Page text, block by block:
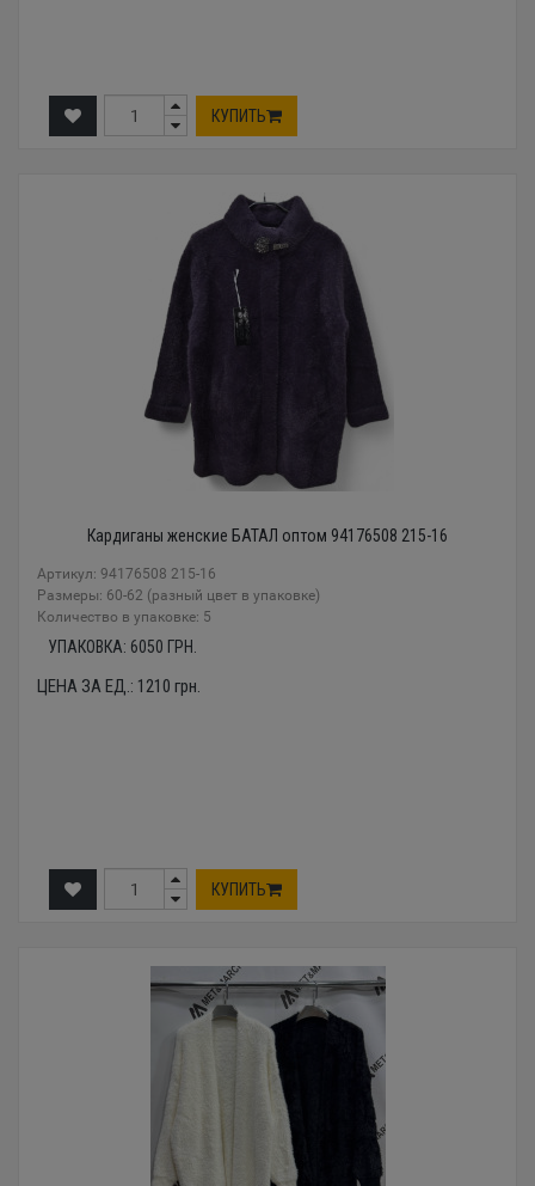
КУПИТЬ
Кардиганы женские БАТАЛ оптом 94176508 215-16
Артикул: 94176508 215-16
Размеры: 60-62 (разный цвет в упаковке)
Количество в упаковке: 5
УПАКОВКА: 6050 ГРН.
ЦЕНА ЗА ЕД.: 1210 грн.
КУПИТЬ